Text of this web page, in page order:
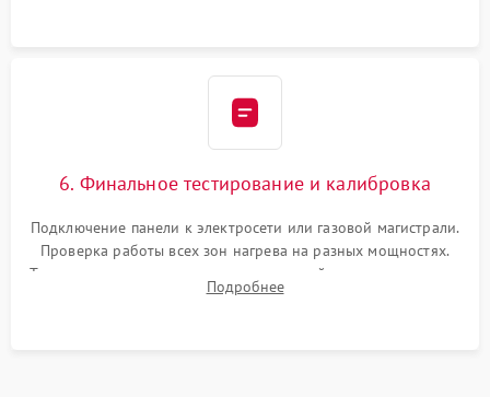
6. Финальное тестирование и калибровка
Подключение панели к электросети или газовой магистрали.
Проверка работы всех зон нагрева на разных мощностях.
Тестирование сенсорного управления, таймера, индикаторов
остаточного тепла и систем защиты от перегрева.
Подробнее